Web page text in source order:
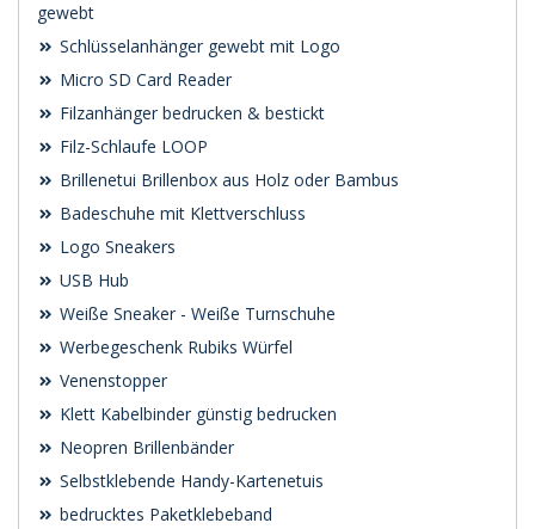
gewebt
Schlüsselanhänger gewebt mit Logo
Micro SD Card Reader
Filzanhänger bedrucken & bestickt
Filz-Schlaufe LOOP
Brillenetui Brillenbox aus Holz oder Bambus
Badeschuhe mit Klettverschluss
Logo Sneakers
USB Hub
Weiße Sneaker - Weiße Turnschuhe
Werbegeschenk Rubiks Würfel
Venenstopper
Klett Kabelbinder günstig bedrucken
Neopren Brillenbänder
Selbstklebende Handy-Kartenetuis
bedrucktes Paketklebeband